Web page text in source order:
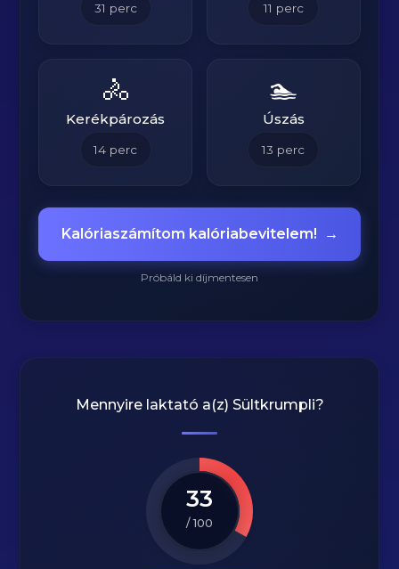
31 perc 11 perc
🚴
Kerékpározás
14 perc
🏊
Úszás
13 perc
Kalóriaszámítom kalóriabevitelem! →
Próbáld ki díjmentesen
Mennyire laktató a(z) Sültkrumpli?
33
/ 100